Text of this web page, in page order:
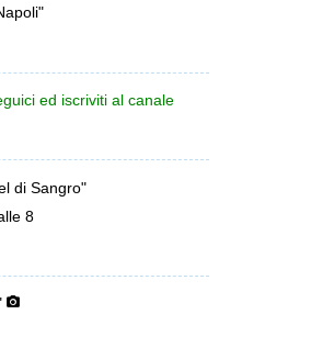
ed iscriviti al canale
di Sangro"
8